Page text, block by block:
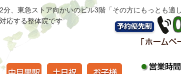
、東急ストア向かいのビル3階「その方にもっとも適
応する整体院です